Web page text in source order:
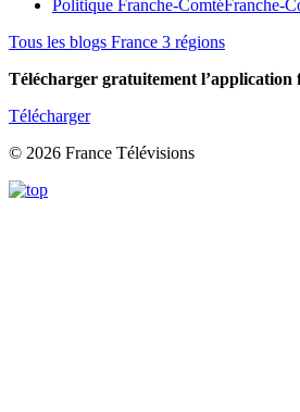
Politique Franche-ComtéFranche-
Tous les blogs France 3 régions
Télécharger gratuitement l’application
Télécharger
© 2026 France Télévisions